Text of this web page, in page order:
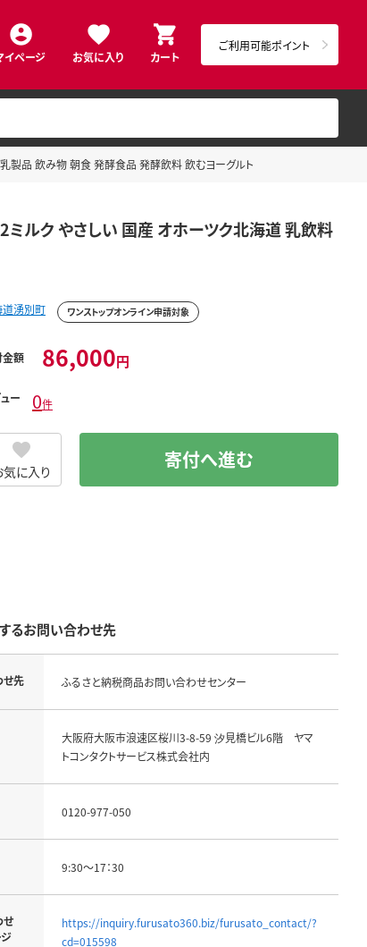
イページ お気に入り カート
ご利用可能ポイント
製品 飲み物 朝食 発酵食品 発酵飲料 飲むヨーグルト
ルク やさしい 国産 オホーツク北海道 乳飲料
道湧別町 ワンストップオンライン申請対象
金額 86,000円
ー 0件
気に入り 寄付へ進む
るお問い合わせ先
せ先 ふるさと納税商品お問い合わせセンター
大阪府大阪市浪速区桜川3-8-59 汐見橋ビル6階 ヤマ
トコンタクトサービス株式会社内
0120-977-050
9:30～17：30
せ
https://inquiry.furusato360.biz/furusato_contact/?
cd=015598